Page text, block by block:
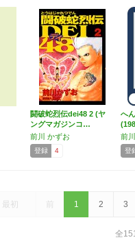
闘破蛇烈伝dei48 2 (ヤ
ングマガジンコ…
前川 かずお
登録 4
へ
前
登
最初 前 1 2 3
全